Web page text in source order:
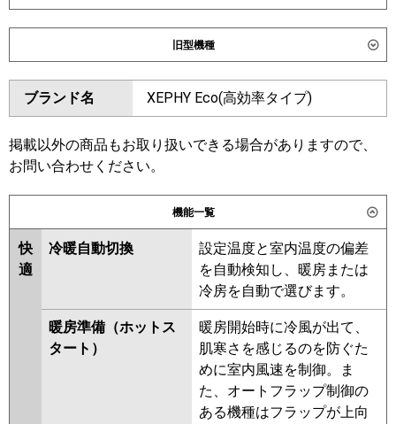
ダイキン
東芝
三菱電機
日立
三菱重工
PA-P112VK7HNC
P112V7HNC
旧型機種
ダイキン
東芝
三菱電機
三菱重工
パナソニック PA-P112V7KNB PA-P112VK7HNB
PA-P112V7KN
PA-P112VK7HN
PA-P112V7HN
ブランド名 XEPHY Eco(高効率タイプ)
掲載以外の商品もお取り扱いできる場合がありますので、
お問い合わせください。
機能一覧
快
適
冷暖自動切換
設定温度と室内温度の偏差
を自動検知し、暖房または
冷房を自動で選びます。
暖房準備（ホットス
タート）
暖房開始時に冷風が出て、
肌寒さを感じるのを防ぐた
めに室内風速を制御。ま
た、オートフラップ制御の
ある機種はフラップが上向